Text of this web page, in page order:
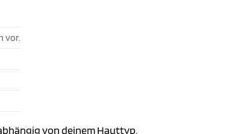
vor.
von deinem Hauttyp.